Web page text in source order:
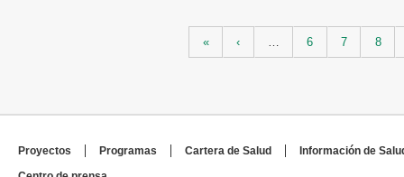
« ‹ 6 7 8
Proyectos Programas Cartera de Salud
Información de